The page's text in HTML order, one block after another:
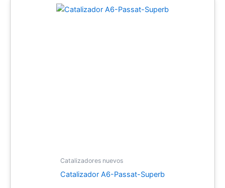
Catalizadores nuevos
Catalizador A6-Passat-Superb